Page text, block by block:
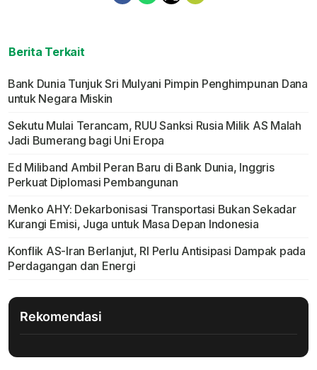
Berita Terkait
Bank Dunia Tunjuk Sri Mulyani Pimpin Penghimpunan Dana
untuk Negara Miskin
Sekutu Mulai Terancam, RUU Sanksi Rusia Milik AS Malah
Jadi Bumerang bagi Uni Eropa
Ed Miliband Ambil Peran Baru di Bank Dunia, Inggris
Perkuat Diplomasi Pembangunan
Menko AHY: Dekarbonisasi Transportasi Bukan Sekadar
Kurangi Emisi, Juga untuk Masa Depan Indonesia
Konflik AS-Iran Berlanjut, RI Perlu Antisipasi Dampak pada
Perdagangan dan Energi
Rekomendasi